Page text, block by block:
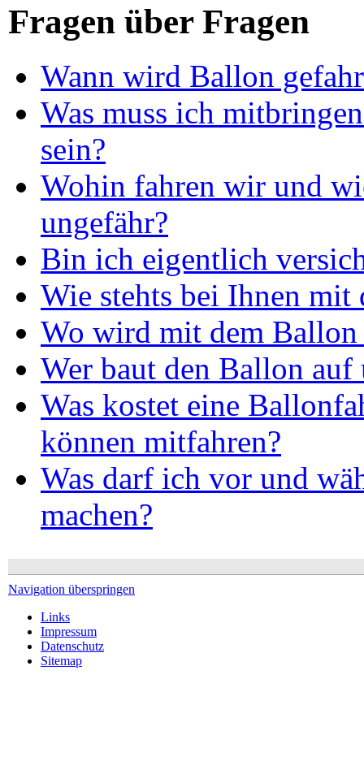
Fragen über Fragen
Wann wird Ballon
Was muss ich
sein?
Wohin fahren wir und
ungefähr?
Bin ich eigentlich
Wie stehts bei Ihnen mit
Wo wird mit dem Ballon
Wer baut den Ballon auf
Was kostet eine
können mitfahren?
Was darf ich vor und
machen?
Navigation überspringen
Links
Impressum
Datenschutz
Sitemap